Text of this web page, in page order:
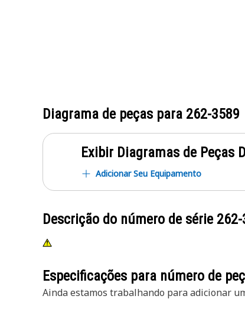
Diagrama de peças para 262-3589
Exibir Diagramas de Peças
Adicionar Seu Equipamento
Descrição do número de série
Especificações para número de
Ainda estamos trabalhando para adicionar